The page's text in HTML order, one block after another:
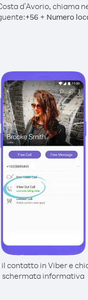
d′Avorio, chiama
+56 + Numero
il contatto in Viber e
schermata informativa